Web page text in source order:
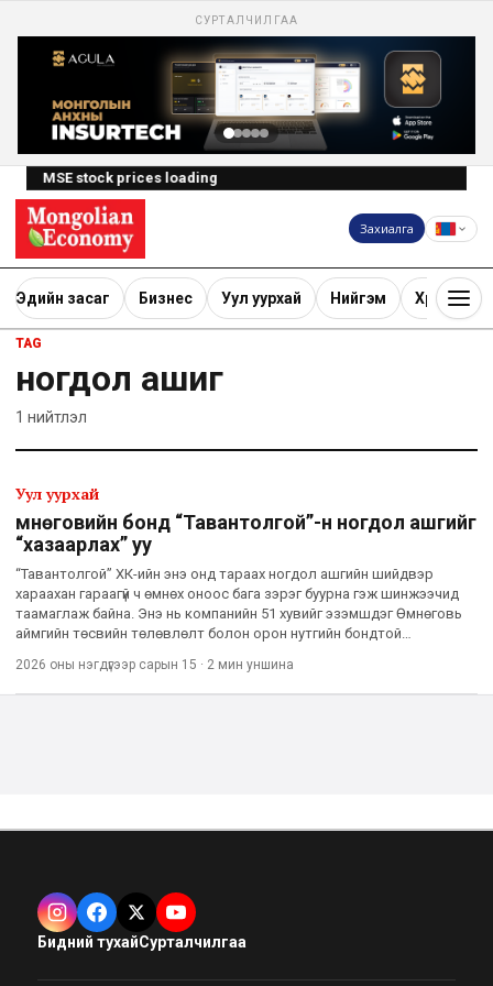
СУРТАЛЧИЛГАА
MSE stock prices loading
Захиалга
Эдийн засаг Бизнес Уул уурхай Нийгэм Хөрөнгө
TAG
ногдол ашиг
1 нийтлэл
Уул уурхай
Өмнөговийн бонд “Тавантолгой”-н ногдол ашгийг
“хазаарлах” уу
“Тавантолгой” ХК-ийн энэ онд тараах ногдол ашгийн шийдвэр
хараахан гараагүй ч өмнөх оноос бага зэрэг буурна гэж шинжээчид
таамаглаж байна. Энэ нь компанийн 51 хувийг эзэмшдэг Өмнөговь
аймгийн төсвийн төлөвлөлт болон орон нутгийн бондтой
бари
2026 оны нэгдүгээр сарын 15 · 2 мин уншина
Бидний тухайСурталчилгаа